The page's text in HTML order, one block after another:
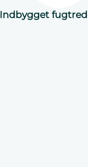
Indbygget